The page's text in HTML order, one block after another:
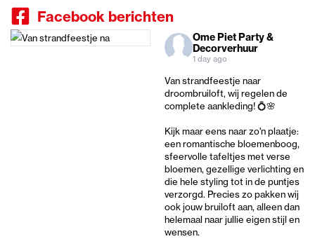
Facebook berichten
Ome Piet Party &
Decorverhuur
1 day ago
Van strandfeestje naar
droombruiloft, wij regelen de
complete aankleding! 💍🌸
Kijk maar eens naar zo'n plaatje:
een romantische bloemenboog,
sfeervolle tafeltjes met verse
bloemen, gezellige verlichting en
die hele styling tot in de puntjes
verzorgd. Precies zo pakken wij
ook jouw bruiloft aan, alleen dan
helemaal naar jullie eigen stijl en
wensen.